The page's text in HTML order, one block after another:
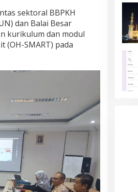
sektoral BBPKH
dan Balai Besar
kurikulum dan modul
(OH-SMART) pada